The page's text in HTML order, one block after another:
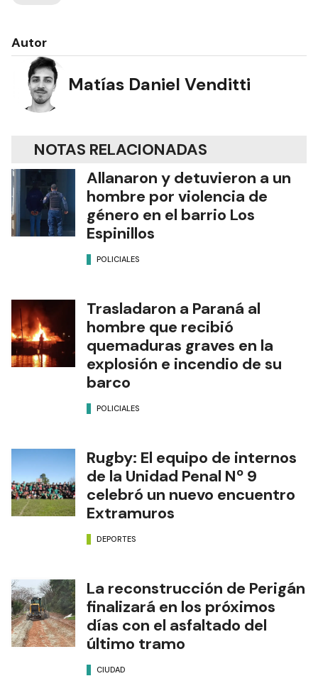
Autor
Matías Daniel Venditti
NOTAS RELACIONADAS
Allanaron y detuvieron a un
hombre por violencia de
género en el barrio Los
Espinillos
POLICIALES
Trasladaron a Paraná al
hombre que recibió
quemaduras graves en la
explosión e incendio de su
barco
POLICIALES
Rugby: El equipo de internos
de la Unidad Penal Nº 9
celebró un nuevo encuentro
Extramuros
DEPORTES
La reconstrucción de Perigán
finalizará en los próximos
días con el asfaltado del
último tramo
CIUDAD